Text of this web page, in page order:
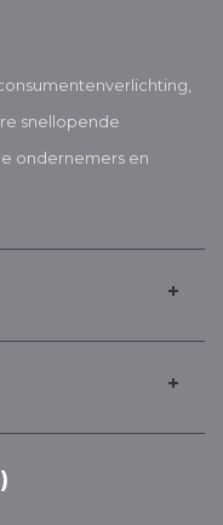
snellopende
ondernemers en